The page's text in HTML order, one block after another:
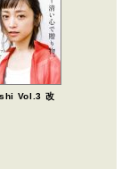
Vol.3 改